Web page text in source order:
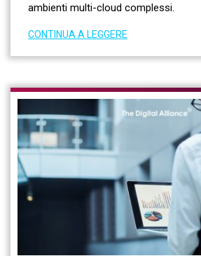
ambienti multi-cloud complessi.
CONTINUA A LEGGERE